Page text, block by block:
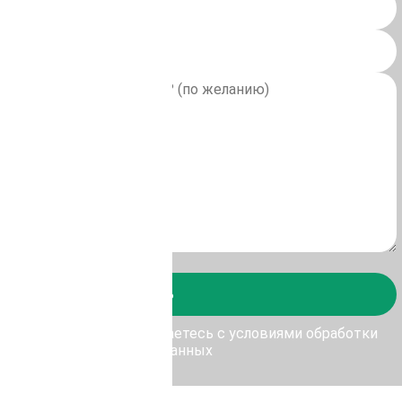
Отправить
Отправить, Вы соглашаетесь с условиями обработки
персональных данных